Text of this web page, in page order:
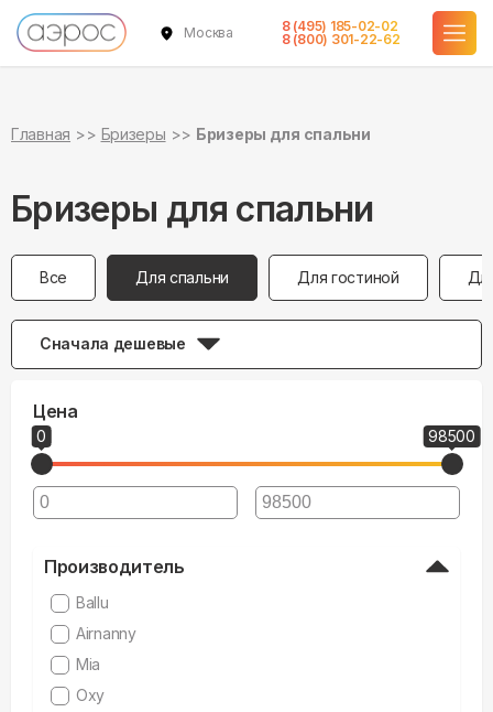
Москва
8 (495) 185-02-02
8 (800) 301-22-62
Главная Бризеры Бризеры для спальни
Бризеры для спальни
Все Для спальни Для гостиной
Сначала дешевые
Цена
0 98500
Производитель
Ballu
Airnanny
Mia
Oxy